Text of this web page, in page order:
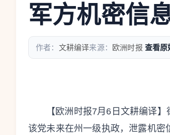
军方机密信
作者： 文耕编译来源： 欧洲时报 查看原
【欧洲时报7月6日文耕编译
该党未来在州一级执政，泄露机密